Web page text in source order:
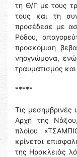
τη Θ/Γ με τους
τους και τη
προσέδεσε με
Ρόδου,
προσκόμιση
νηογνώμονα,
τραυματισμός
*****
Τις
Αρχή της
πλοίου
κρίνεται
της Ηρακλειάς